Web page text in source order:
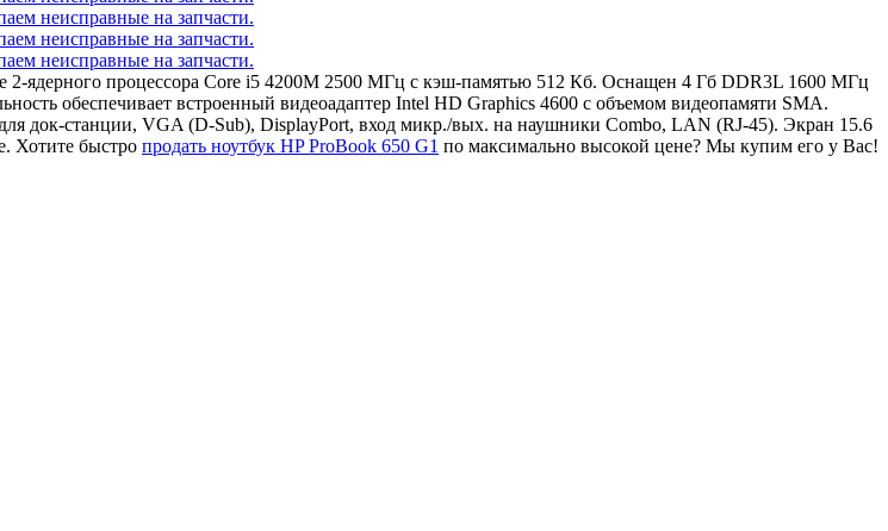
2-ядерного процессора Core i5 4200M 2500 МГц с кэш-памятью 512 Кб. Оснащен 4 Гб DDR3L 1600 МГц
обеспечивает встроенный видеоадаптер Intel HD Graphics 4600 с объемом видеопамяти SMA.
док-станции, VGA (D-Sub), DisplayPort, вход микр./вых. на наушники Combo, LAN (RJ-45). Экран 15.6
Хотите быстро продать ноутбук HP ProBook 650 G1 по максимально высокой цене? Мы купим его у Вас!